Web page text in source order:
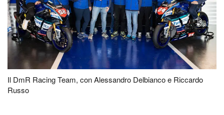
Il DmR Racing Team, con Alessandro Delbianco e Riccardo
Russo